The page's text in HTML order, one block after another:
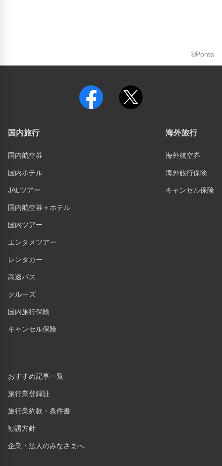
©Ponta
国内旅行
国内航空券
国内ホテル
JALツアー
国内航空券＋ホテル
国内ツアー
エンタメツアー
レンタカー
高速バス
クルーズ
国内旅行保険
キャンセル保険
おすすめ記事一覧
旅行業登録証
旅行業約款・条件書
勧誘方針
企業・法人のみなさまへ
海外旅行
海外航空券
海外旅行保険
キャンセル保険